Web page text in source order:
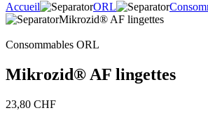
Accueil
ORL
Mikrozid® AF lingettes
Consommables ORL
Mikrozid® AF lingettes
23,80 CHF